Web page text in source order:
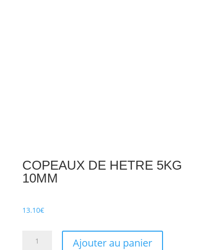
COPEAUX DE HETRE 5KG
10MM
13.10€
Ajouter au panier